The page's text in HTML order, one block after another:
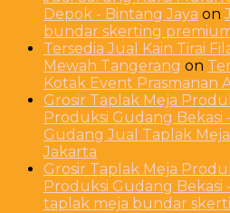
Depok - Bintang Jaya on
bundar skerting
Tersedia Jual Kain Tirai
Mewah Tangerang on
Kotak Event Prasmanan
Grosir Taplak Meja
Produksi Gudang Bekasi
Gudang Jual Taplak
Jakarta
Grosir Taplak Meja
Produksi Gudang Bekasi
taplak meja bundar